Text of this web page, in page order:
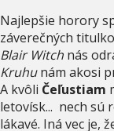
Najlepšie horory
záverečných
Blair Witch nás
Kruhunám akosi
A kvôli Čeľustiam
letovísk... nech sú
lákavé. Iná vec je,